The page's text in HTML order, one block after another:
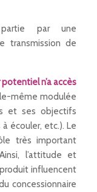
par une
transmission de
n’a accès
même modulée
et ses objectifs
écouler, etc.). Le
très important
l’attitude et
produit influencent
concessionnaire